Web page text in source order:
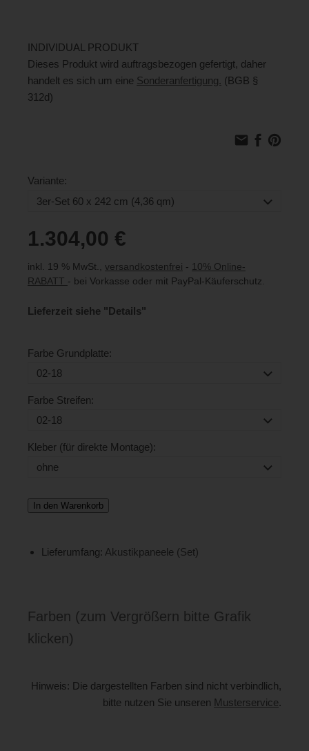
INDIVIDUAL PRODUKT
Dieses Produkt wird auftragsbezogen gefertigt, daher
handelt es sich um eine Sonderanfertigung. (BGB §
312d)
Variante:
1.304,00 €
inkl. 19 % MwSt., versandkostenfrei - 10% Online-
RABATT - bei Vorkasse oder mit PayPal-Käuferschutz.
Lieferzeit siehe "Details"
Farbe Grundplatte:
Farbe Streifen:
Kleber (für direkte Montage):
In den Warenkorb
Lieferumfang: Akustikpaneele (Set)
Farben (zum Vergrößern bitte Grafik
klicken)
Hinweis: Die dargestellten Farben sind nicht verbindlich,
bitte nutzen Sie unseren Musterservice.